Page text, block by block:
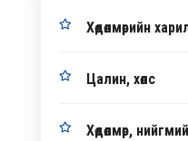
Хөдөлмөрийн
Цалин, хөлс
Хөдөлмөр,